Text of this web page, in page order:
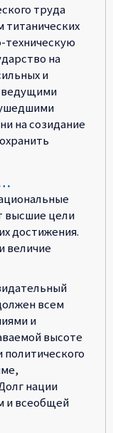
труда
титанических
техническую
на
и
ведущими
на созидание
высшие цели
достижения.
величие
всем
и
высоте
политического
нации
и всеобщей